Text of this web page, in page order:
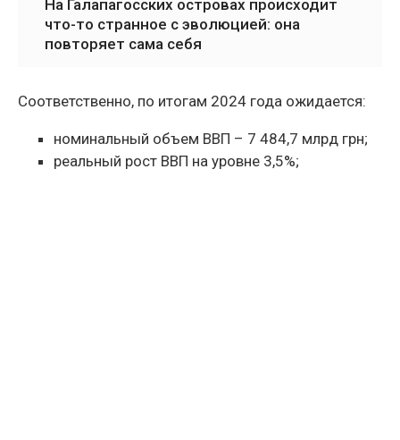
На Галапагосских островах происходит
что-то странное с эволюцией: она
повторяет сама себя
Соответственно, по итогам 2024 года ожидается:
номинальный объем ВВП – 7 484,7 млрд грн;
реальный рост ВВП на уровне 3,5%;